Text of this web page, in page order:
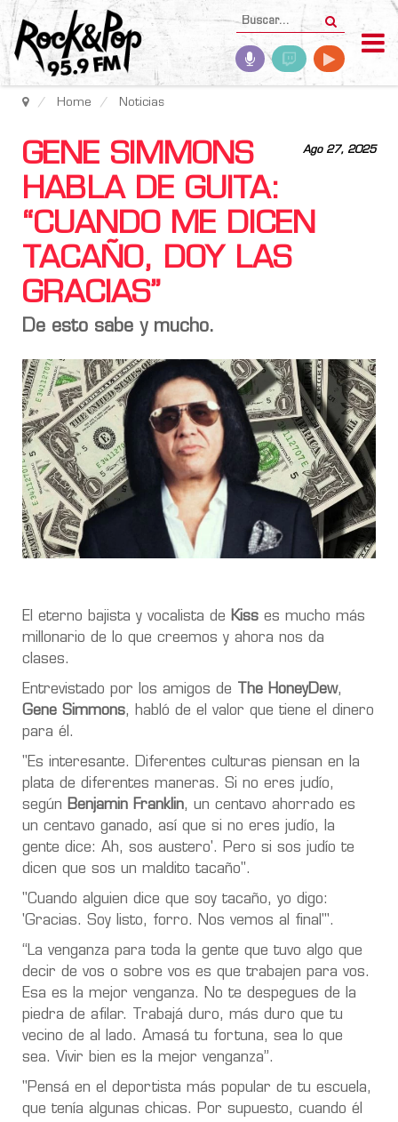
Home Noticias
Ago 27, 2025
GENE SIMMONS
HABLA DE GUITA:
“CUANDO ME DICEN
TACAÑO, DOY LAS
GRACIAS”
De esto sabe y mucho.
El eterno bajista y vocalista de Kiss es mucho más
millonario de lo que creemos y ahora nos da
clases.
Entrevistado por los amigos de The HoneyDew,
Gene Simmons, habló de el valor que tiene el dinero
para él.
"Es interesante. Diferentes culturas piensan en la
plata de diferentes maneras. Si no eres judío,
según Benjamin Franklin, un centavo ahorrado es
un centavo ganado, así que si no eres judío, la
gente dice: Ah, sos austero'. Pero si sos judío te
dicen que sos un maldito tacaño".
"Cuando alguien dice que soy tacaño, yo digo:
'Gracias. Soy listo, forro. Nos vemos al final'".
“La venganza para toda la gente que tuvo algo que
decir de vos o sobre vos es que trabajen para vos.
Esa es la mejor venganza. No te despegues de la
piedra de afilar. Trabajá duro, más duro que tu
vecino de al lado. Amasá tu fortuna, sea lo que
sea. Vivir bien es la mejor venganza”.
"Pensá en el deportista más popular de tu escuela,
que tenía algunas chicas. Por supuesto, cuando él